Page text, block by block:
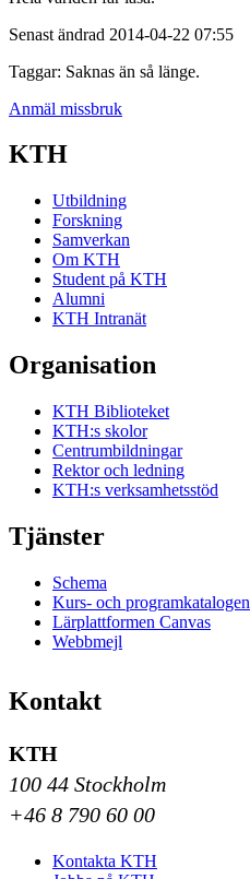
Senast ändrad 2014-04-22 07:55
Taggar: Saknas än så länge.
Anmäl missbruk
KTH
Utbildning
Forskning
Samverkan
Om KTH
Student på KTH
Alumni
KTH Intranät
Organisation
KTH Biblioteket
KTH:s skolor
Centrumbildningar
Rektor och ledning
KTH:s verksamhetsstöd
Tjänster
Schema
Kurs- och programkatalogen
Lärplattformen Canvas
Webbmejl
Kontakt
KTH
100 44 Stockholm
+46 8 790 60 00
Kontakta KTH